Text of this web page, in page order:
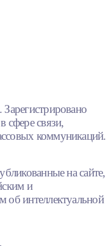
сфере связи,
коммуникаций.
на сайте,
и
об интеллектуальной